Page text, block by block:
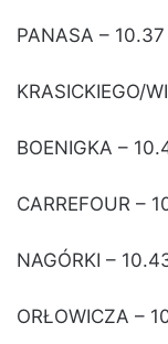
PANASA – 10.37
KRASICKIEGO/
BOENIGKA –
CARREFOUR –
NAGÓRKI –
ORŁOWICZA –